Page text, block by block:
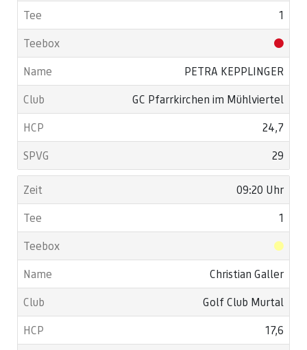
1
PETRA KEPPLINGER
GC Pfarrkirchen im Mühlviertel
24,7
29
09:20 Uhr
1
Christian Galler
Golf Club Murtal
17,6